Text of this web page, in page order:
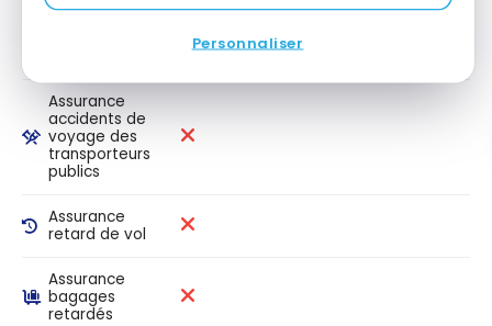
Personnaliser
Assurance
accidents de
voyage des
transporteurs
publics
Assurance
retard de vol
Assurance
bagages
retardés